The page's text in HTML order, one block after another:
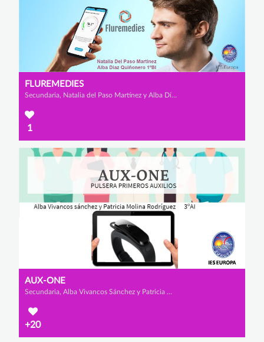
FLUREMEDIES
Secundaria, Natalia del Paso Martínez y Alba Díaz Quiñonero
1
AUX-ONE
Secundaria, Alba Vivancos Sánchez y Patricia Molina Rodríguez
+20